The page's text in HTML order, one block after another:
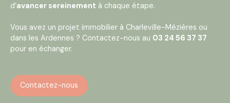
d’avancer sereinement à chaque étape.
Vous avez un projet immobilier à Charleville-Mézières ou
dans les Ardennes ? Contactez-nous au 03 24 56 37 37
pour en échanger.
Contactez-nous